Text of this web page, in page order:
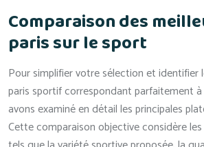
Comparaison des
paris sur le sport
Pour simplifier votre sélection et identifier
paris sportif correspondant parfaitement à
avons examiné en détail les principales
Cette comparaison objective considère